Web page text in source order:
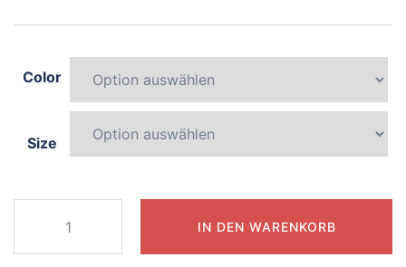
Color
Size
mysterious-
mermaid
IN DEN WARENKORB